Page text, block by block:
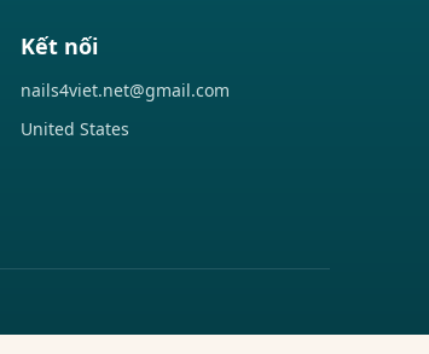
Kết nối
nails4viet.net@gmail.com
United States